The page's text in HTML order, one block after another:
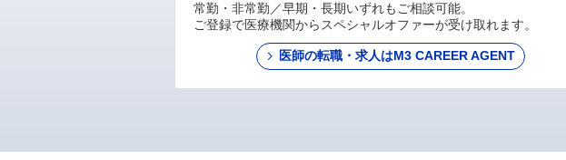
常勤・非常勤／早期・長期いずれもご相談可能。
ご登録で医療機関からスペシャルオファーが受け取れます。
医師の転職・求人はM3 CAREER AGENT